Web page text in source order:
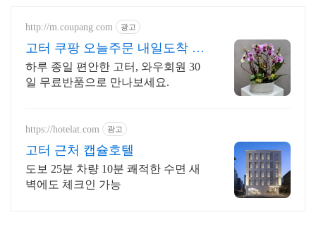
http://m.coupang.com 광고
고터 쿠팡 오늘주문 내일도착 로
켓배송
하루 종일 편안한 고터, 와우회원 30
일 무료반품으로 만나보세요.
https://hotelat.com 광고
고터 근처 캡슐호텔
도보 25분 차량 10분 쾌적한 수면 새
벽에도 체크인 가능